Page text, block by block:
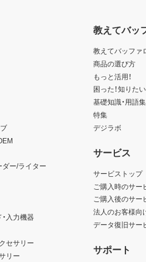
ダー/ライター
入力機器
セサリー
リー
教えてバッ
教えてバッファ
商品の選び方
もっと活用！
困った！知りた
基礎知識・用語集
特集
デジラボ
サービス
サービストップ
ご購入時のサー
ご購入後のサー
法人のお客様向
データ復旧サー
サポート